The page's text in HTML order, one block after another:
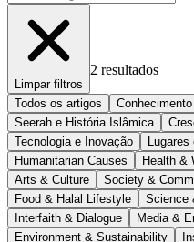
Limpar filtros
2 resultados
Todos os artigos
Seerah e História Islâmica
Tecnologia e Inovação
Humanitarian Causes
Health &
Arts & Culture
Society &
Food & Halal Lifestyle
Science
Interfaith & Dialogue
Media &
Environment & Sustainability